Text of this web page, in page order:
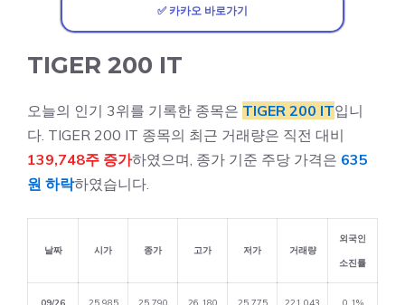
✅ 카카오 바로가기
TIGER 200 IT
오늘의 인기 3위를 기록한 종목은 TIGER 200 IT입니
다. TIGER 200 IT 종목의 최근 거래량은 직전 대비
139,748주 증가하였으며, 종가 기준 주당 가격은 635
원 하락하였습니다.
날짜 시가 종가 고가 저가 거래량
외국인
소진률
09/26 25,985 25,790 26,180 25,775 221,043 0.1%